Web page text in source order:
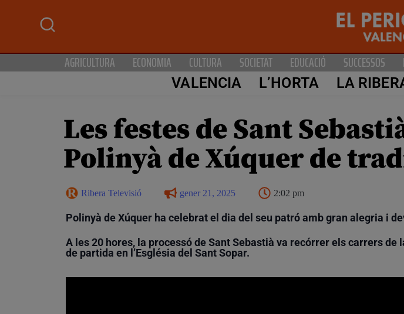
AGRICULTURA ECONOMIA CULTURA SOCIETAT EDUCACIÓ SUCCESSOS
VALENCIA L’HORTA LA
Les festes de Sant
Polinyà de Xúquer de
Ribera Televisió gener 21, 2025 2:02 pm
Polinyà de Xúquer ha celebrat el dia del seu patró amb gran alegria i
A les 20 hores, la processó de Sant Sebastià va recórrer els carrers de
de partida en l’Església del Sant Sopar.